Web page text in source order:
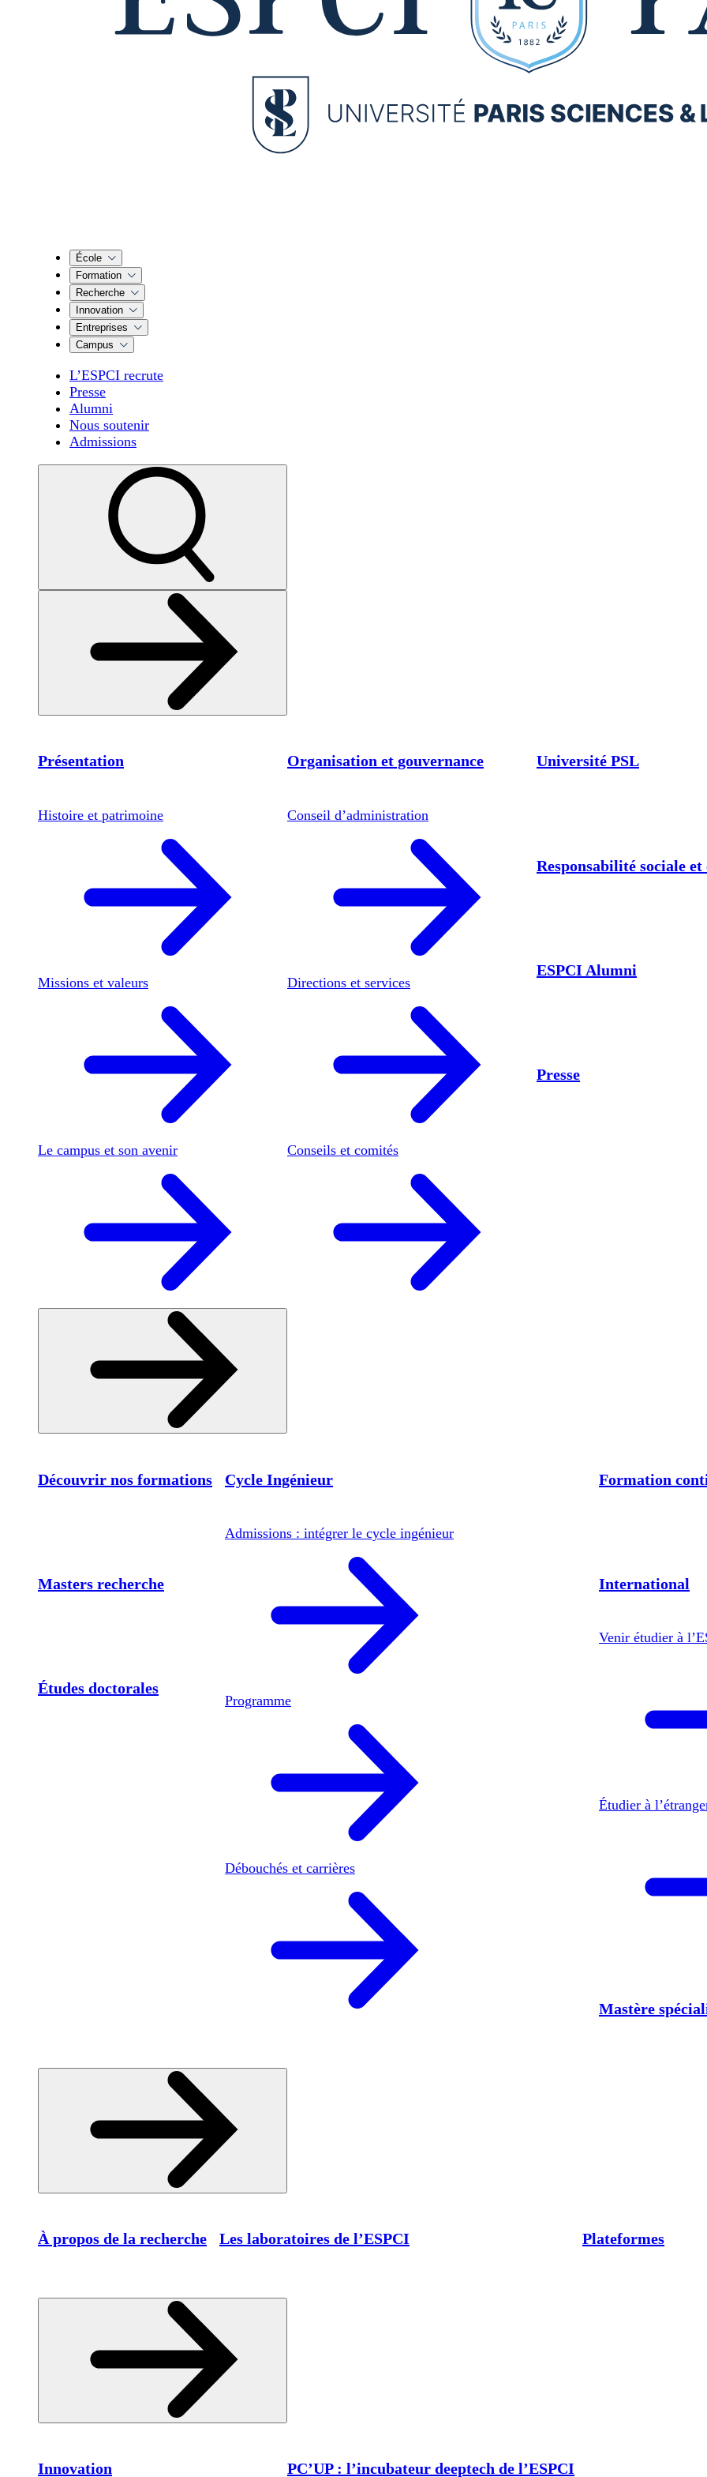
École
Formation
Recherche
Innovation
Entreprises
Campus
L’ESPCI recrute
Presse
Alumni
Nous soutenir
Admissions
Présentation
Histoire et patrimoine
Missions et valeurs
Le campus et son avenir
Organisation et gouvernance
Conseil d’administration
Directions et services
Conseils et comités
Université PSL
Responsabilité sociale
ESPCI Alumni
Presse
Découvrir nos formations Cycle Ingénieur
Admissions : intégrer le cycle ingénieur
Programme
Débouchés et carrières
Formation
International
Venir étudier à
Étudier à
Masters recherche
Études doctorales
Mastère
À propos de la recherche Les laboratoires de l’ESPCI Plateformes
Innovation PC’UP : l’incubateur deeptech de l’ESPCI